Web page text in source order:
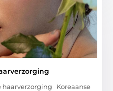
haarverzorging Koreaanse